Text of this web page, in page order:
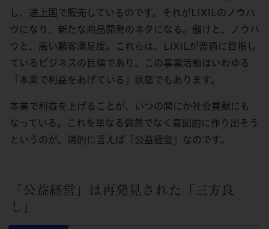
し、途上国で販売しているのです。それがLIXILのノウハ
ウになり、新たな商品開発のネタになる。儲けと、ノウハ
ウと、高い顧客満足度。これらは、LIXILが普通に目指し
ているビジネスの目標であり、この事業活動はいわゆる
「本業で利益をあげている」状態でもあります。
本業で利益を上げることが、いつの間にか社会貢献にも
なっている。これを単なる偶然でなく意図的に作り出そう
というのが、端的に言えば「公益経営」なのです。
「公益経営」は再発見された「三方良
し」